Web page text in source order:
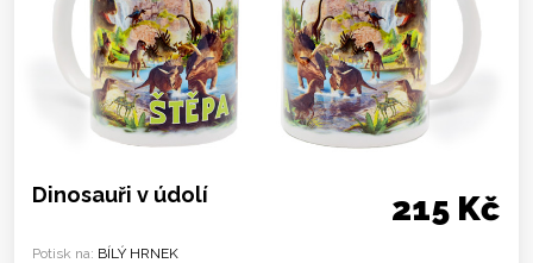
Dinosauři v údolí 215 Kč
Potisk na: BÍLÝ HRNEK